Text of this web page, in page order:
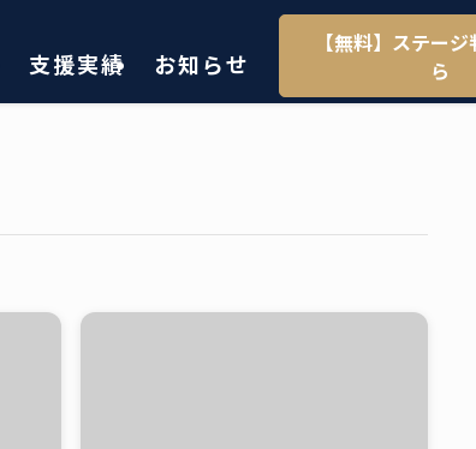
支援実績 お知らせ
【無料】ステー
ら